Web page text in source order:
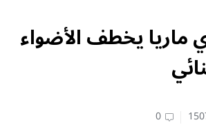
ماريا يخطف الأضواء
0